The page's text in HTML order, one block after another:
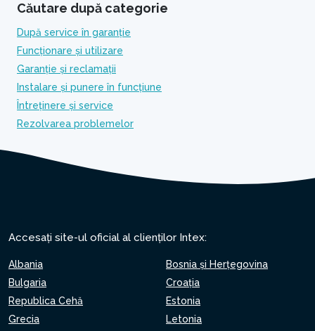
Căutare după categorie
După service în garanție
Funcționare și utilizare
Garanție și reclamații
Instalare și punere în funcțiune
Întreținere și service
Rezolvarea problemelor
Accesați site-ul oficial al clienților Intex:
Albania
Bosnia și Herțegovina
Bulgaria
Croaţia
Republica Cehă
Estonia
Grecia
Letonia